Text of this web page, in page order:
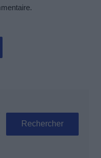
Rechercher